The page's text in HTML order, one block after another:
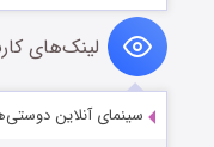
لینک‌های
سینمای آنلاین